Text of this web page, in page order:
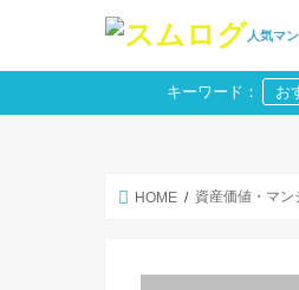
人気マ
キーワード： お
HOME 資産価値・マン